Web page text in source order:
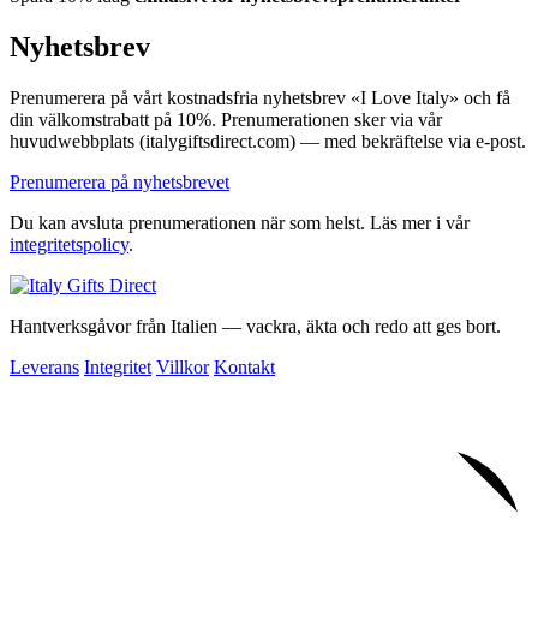
Nyhetsbrev
Prenumerera på vårt kostnadsfria nyhetsbrev «I Love Italy» och få
din välkomstrabatt på 10%. Prenumerationen sker via vår
huvudwebbplats (italygiftsdirect.com) — med bekräftelse via e-post.
Prenumerera på nyhetsbrevet
Du kan avsluta prenumerationen när som helst. Läs mer i vår
integritetspolicy.
Hantverksgåvor från Italien — vackra, äkta och redo att ges bort.
Leverans Integritet Villkor Kontakt